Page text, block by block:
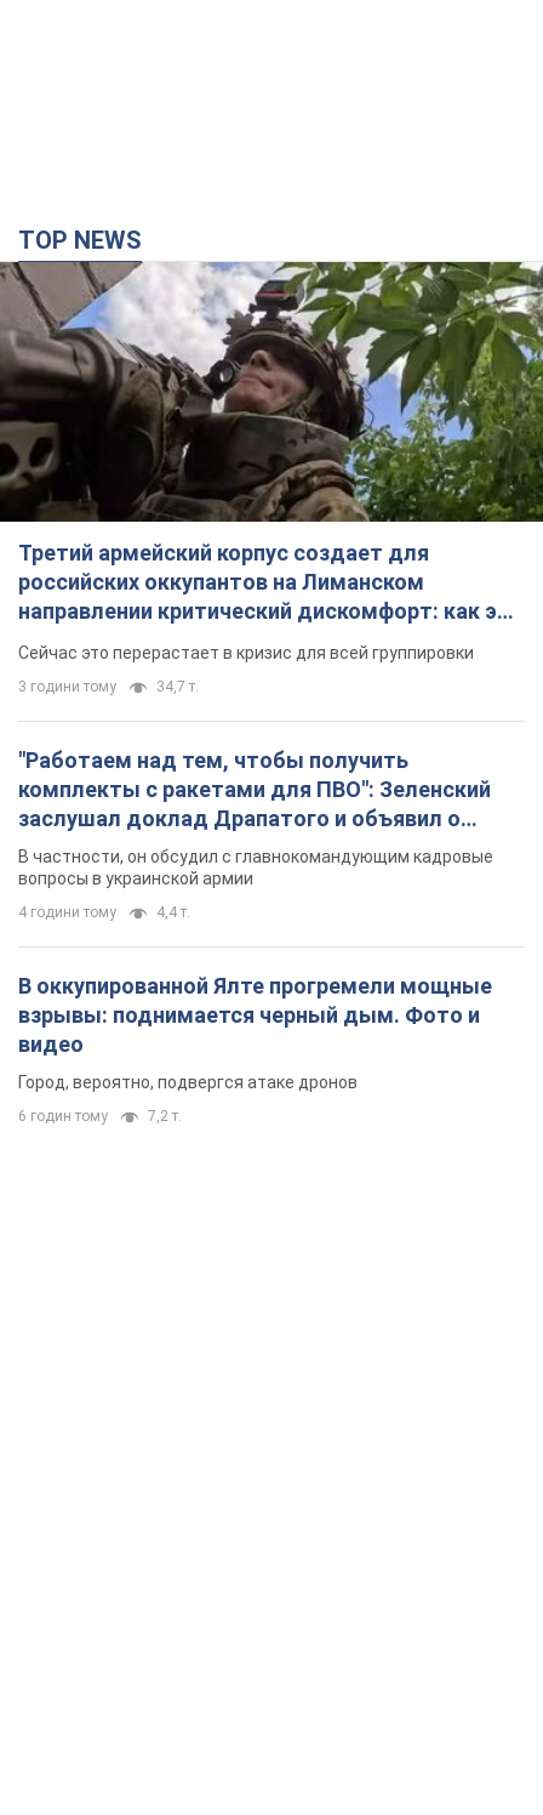
TOP NEWS
Третий армейский корпус создает для
российских оккупантов на Лиманском
направлении критический дискомфорт: как это
удалось
Сейчас это перерастает в кризис для всей группировки
3 години тому 34,7 т.
"Работаем над тем, чтобы получить
комплекты с ракетами для ПВО": Зеленский
заслушал доклад Драпатого и объявил о
новых мерах
В частности, он обсудил с главнокомандующим кадровые
вопросы в украинской армии
4 години тому 4,4 т.
В оккупированной Ялте прогремели мощные
взрывы: поднимается черный дым. Фото и
видео
Город, вероятно, подвергся атаке дронов
6 годин тому 7,2 т.